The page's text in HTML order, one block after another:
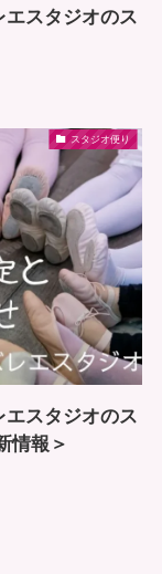
スタジオのス
スタジオ便り
スタジオのス
情報＞